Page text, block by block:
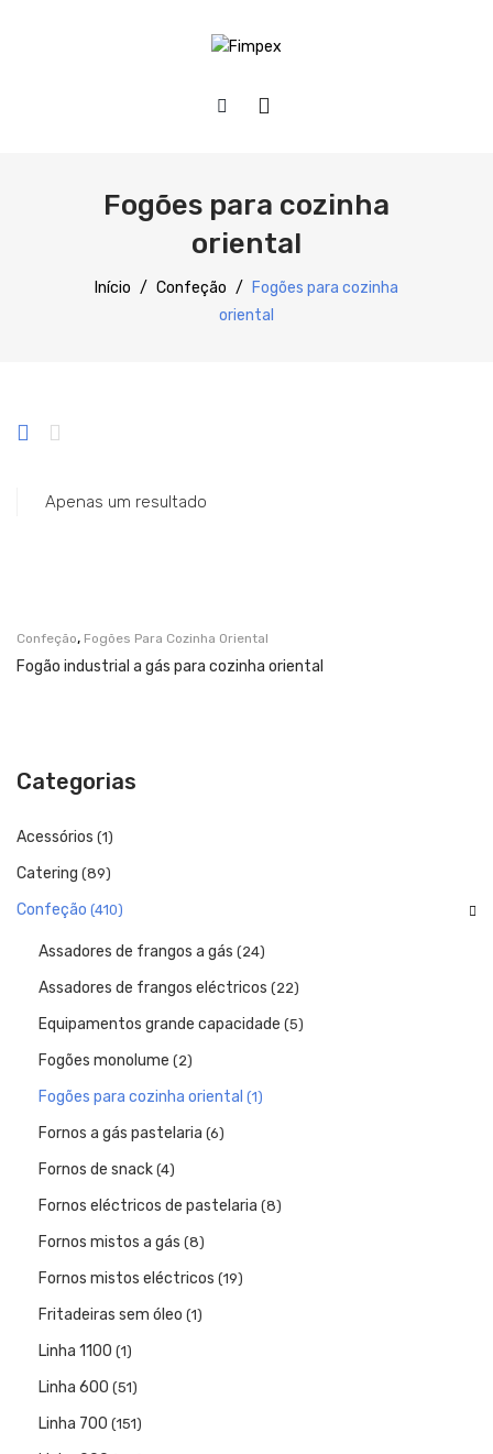
PRODUTOS
Preparação
Refrigeração
Catering
SERVIÇOS
DOWNLOADS
Fogões para cozinha
oriental
Início / Confeção /
Fogões para cozinha
oriental
Apenas um resultado
Confeção, Fogões Para Cozinha Oriental
Fogão industrial a gás para cozinha oriental
Categorias
Acessórios (1)
Catering (89)
Confeção (410)
Assadores de frangos a gás (24)
Assadores de frangos eléctricos (22)
Equipamentos grande capacidade (5)
Fogões monolume (2)
Fogões para cozinha oriental (1)
Fornos a gás pastelaria (6)
Fornos de snack (4)
Fornos eléctricos de pastelaria (8)
Fornos mistos a gás (8)
Fornos mistos eléctricos (19)
Fritadeiras sem óleo (1)
Linha 1100 (1)
Linha 600 (51)
Linha 700 (151)